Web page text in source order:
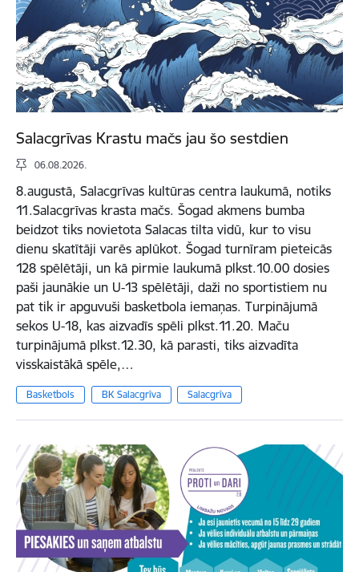
Salacgrīvas Krastu mačs jau šo sestdien
06.08.2026.
8.augustā, Salacgrīvas kultūras centra laukumā, notiks
11.Salacgrīvas krasta mačs. Šogad akmens bumba
beidzot tiks novietota Salacas tilta vidū, kur to visu
dienu skatītāji varēs aplūkot. Šogad turnīram pieteicās
128 spēlētāji, un kā pirmie laukumā plkst.10.00 dosies
paši jaunākie un U-13 spēlētāji, daži no sportistiem nu
pat tik ir apguvuši basketbola iemaņas. Turpinājumā
sekos U-18, kas aizvadīs spēli plkst.11.20. Maču
turpinājumā plkst.12.30, kā parasti, tiks aizvadīta
visskaistākā spēle,…
Basketbols BK Salacgrīva Salacgrīva